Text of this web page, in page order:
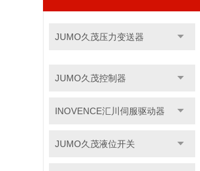
JUMO久茂压力变送器
JUMO久茂控制器
INOVENCE汇川伺服驱动器
JUMO久茂液位开关